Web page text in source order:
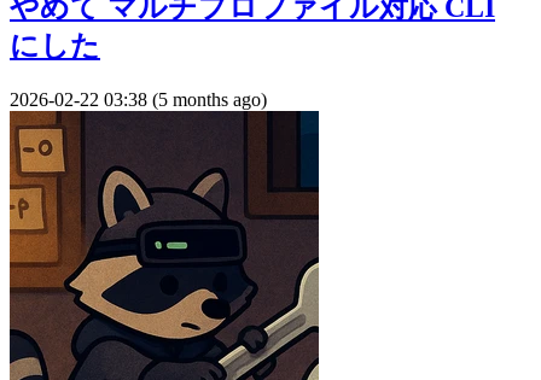
やめて マルチプロファイル対応 CLI
にした
2026-02-22 03:38 (5 months ago)